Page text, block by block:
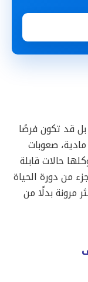
قد تكون فرصًا
صعوبات
حالات قابلة
من دورة الحياة
مرونة بدلًا من